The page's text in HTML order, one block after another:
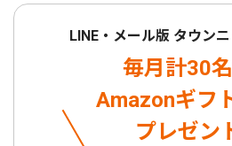
LINE・メール版 タウン
毎月計30
Amazonギフ
プレゼン